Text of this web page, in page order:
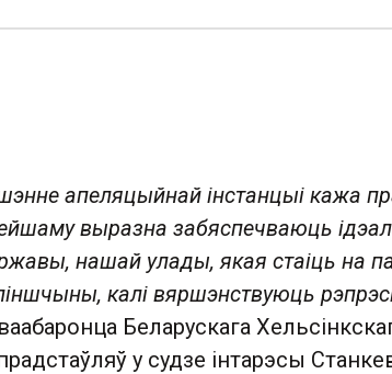
апеляцыйнай інстанцыі кажа
выразна забяспечваюць
нашай улады, якая стаіць на
калі вяршэнствуюць
Беларускага
у судзе інтарэсы